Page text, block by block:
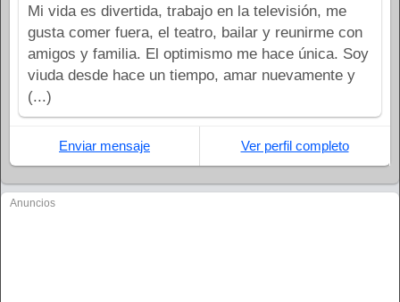
Mi vida es divertida, trabajo en la televisión, me
gusta comer fuera, el teatro, bailar y reunirme con
amigos y familia. El optimismo me hace única. Soy
viuda desde hace un tiempo, amar nuevamente y
(...)
Enviar mensaje Ver perfil completo
Anuncios